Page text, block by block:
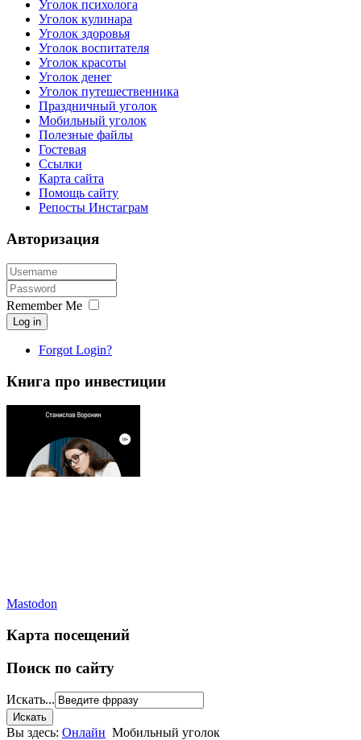
Уголок психолога
Уголок кулинара
Уголок здоровья
Уголок воспитателя
Уголок красоты
Уголок денег
Уголок путешественника
Праздничный уголок
Мобильный уголок
Полезные файлы
Гостевая
Ссылки
Карта сайта
Помощь сайту
Репосты Инстаграм
Авторизация
Remember Me
Log in
Forgot Login?
Книга про инвестиции
Mastodon
Карта посещений
Поиск по сайту
Искать...
Вы здесь: Онлайн Мобильный уголок